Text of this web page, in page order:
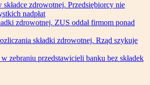
składce zdrowotnej. Przedsiębiorcy nie
nadpłat
zdrowotnej. ZUS oddał firmom ponad
składki zdrowotnej. Rząd szykuje
w zebraniu przedstawicieli banku bez składek